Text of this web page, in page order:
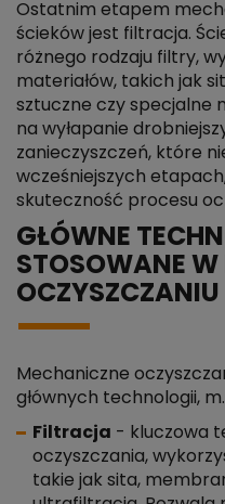
Ostatnim etapem
ścieków jest filtracja.
różnego rodzaju filtry,
materiałów, takich jak
sztuczne czy specjalne
na wyłapanie
zanieczyszczeń, które
wcześniejszych
skuteczność procesu
GŁÓWNE
STOSOWANE
Mechaniczne
głównych technologii,
Filtracja - kluczowa
oczyszczania,
takie jak sita,